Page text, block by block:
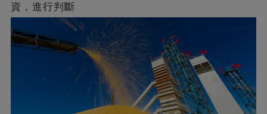
資，進行判斷